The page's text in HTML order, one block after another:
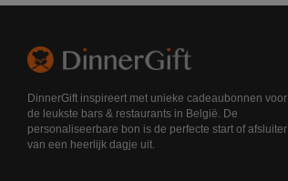
DinnerGift inspireert met unieke cadeaubonnen voor
de leukste bars & restaurants in België. De
personaliseerbare bon is de perfecte start of afsluiter
van een heerlijk dagje uit.